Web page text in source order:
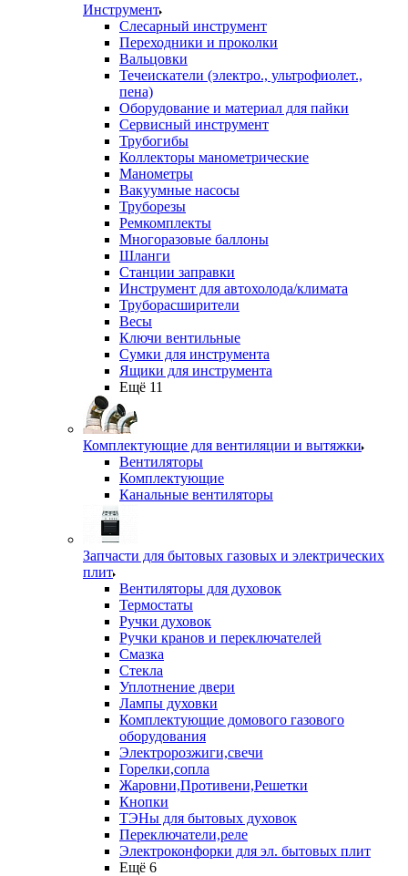
Инструмент
Слесарный инструмент
Переходники и проколки
Вальцовки
Течеискатели (электро., ультрофиолет.,
пена)
Оборудование и материал для пайки
Сервисный инструмент
Трубогибы
Коллекторы манометрические
Манометры
Вакуумные насосы
Труборезы
Ремкомплекты
Многоразовые баллоны
Шланги
Станции заправки
Инструмент для автохолода/климата
Труборасширители
Весы
Ключи вентильные
Сумки для инструмента
Ящики для инструмента
Ещё 11
Комплектующие для вентиляции и вытяжки
Вентиляторы
Комплектующие
Канальные вентиляторы
Запчасти для бытовых газовых и электрических
плит
Вентиляторы для духовок
Термостаты
Ручки духовок
Ручки кранов и переключателей
Смазка
Стекла
Уплотнение двери
Лампы духовки
Комплектующие домового газового
оборудования
Электророзжиги,свечи
Горелки,сопла
Жаровни,Противени,Решетки
Кнопки
ТЭНы для бытовых духовок
Переключатели,реле
Электроконфорки для эл. бытовых плит
Ещё 6